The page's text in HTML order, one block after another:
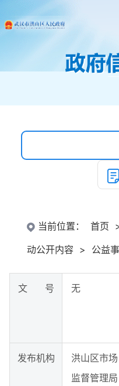
当前位置： 首页
动公开内容 > 公益
文 号 无
发布机构
洪山区市场
监督管理局